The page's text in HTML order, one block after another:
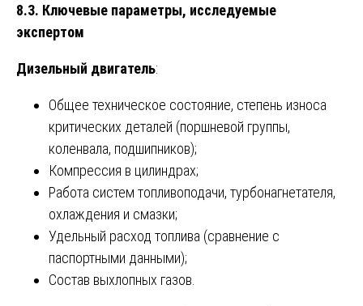
8.3. Ключевые параметры, исследуемые
экспертом
Дизельный двигатель:
Общее техническое состояние, степень износа
критических деталей (поршневой группы,
коленвала, подшипников);
Компрессия в цилиндрах;
Работа систем топливоподачи, турбонагнетателя,
охлаждения и смазки;
Удельный расход топлива (сравнение с
паспортными данными);
Состав выхлопных газов.